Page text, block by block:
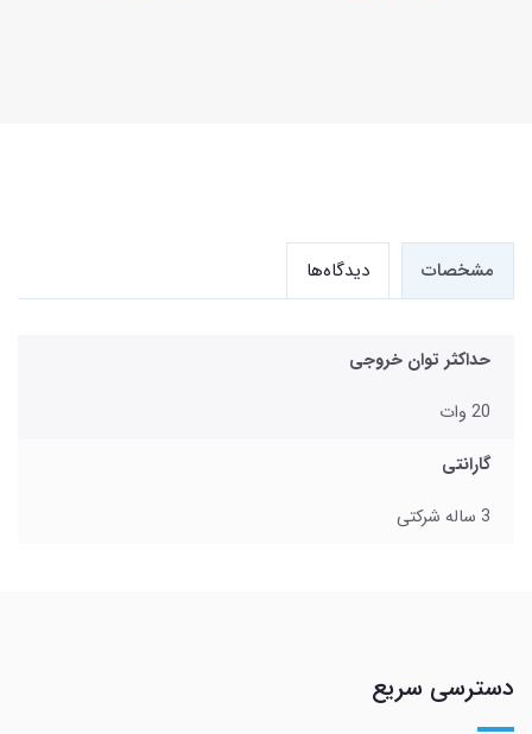
مشخصات دیدگاه‌ها
حداکثر توان خروجی
20 وات
گارانتی
3 ساله شرکتی
دسترسی سریع